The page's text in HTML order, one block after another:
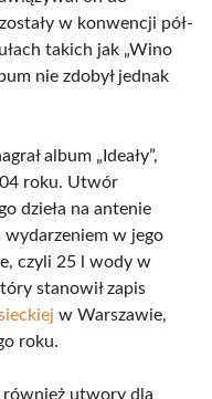
w konwencji pół-
takich jak „Wino
nie zdobył jednak
album „Ideały”,
roku. Utwór
dzieła na antenie
wydarzeniem w jego
czyli 25 l wody w
stanowił zapis
w Warszawie,
roku.
również utwory dla